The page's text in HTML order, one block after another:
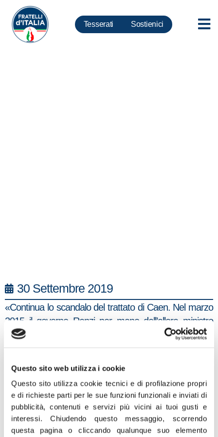
Questo sito web utilizza i cookie
Questo sito utilizza cookie tecnici e di profilazione propri
e di richieste parti per le sue funzioni funzionali e inviati di
pubblicità, contenuti e servizi più vicini ai tuoi gusti e
interessi.Chiudendo questo messaggio, scorrendo
questa pagina o cliccando qualunque suo elemento
Tesserati Sostienici
30 Settembre 2019
«Continua lo scandalo del trattato di Caen. Nel marzo
2015 il governo Renzi per mano dell’allora ministro
degli Esteri Paolo Gentiloni, ha firmato di soppiatto un
ricche di pesce e di risorse naturali. Grazie alla
denuncia di Fratelli d’Italia quel trattato non è stato
ratificato dal Parlamento. Ma ora scandaloso, il nuovo
ministro per gli Affari europei Amendola, ovviamente
anche lui Pd, interrogato da FdI alla sua prima